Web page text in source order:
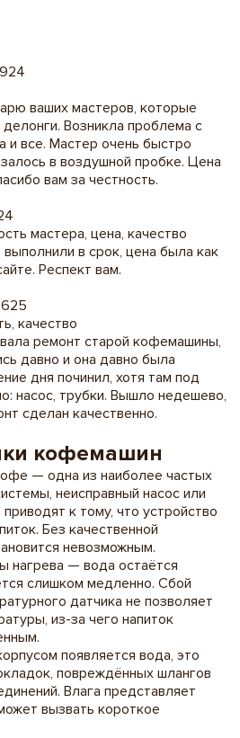
ваших мастеров, которые
Возникла проблема с
и все. Мастер очень быстро
в воздушной пробке. Цена
вам за честность.
мастера, цена, качество
в срок, цена была как
Респект вам.
качество
ремонт старой кофемашины,
давно и она давно была
дня починил, хотя там под
насос, трубки. Вышло недешево,
сделан качественно.
кофемашин
— одна из наиболее частых
неисправный насос или
к тому, что устройство
Без качественной
невозможным.
нагрева — вода остаётся
слишком медленно. Сбой
датчика не позволяет
из-за чего напиток
появляется вода, это
повреждённых шлангов
Влага представляет
вызвать короткое